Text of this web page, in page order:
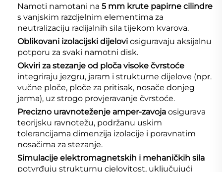
Namoti namotani na 5 mm krute papirne cilindre
s vanjskim razdjelnim elementima za
neutralizaciju radijalnih sila tijekom kvarova.
Oblikovani izolacijski dijelovi osiguravaju aksijalnu
potporu za svaki namotni disk.
Okviri za stezanje od ploča visoke čvrstoće
integriraju jezgru, jaram i strukturne dijelove (npr.
vučne ploče, ploče za pritisak, nosače donjeg
jarma), uz strogo provjeravanje čvrstoće.
Precizno uravnoteženje amper-zavoja osigurava
teorijsku ravnotežu, podržanu uskim
tolerancijama dimenzija izolacije i poravnatim
nosačima za stezanje.
Simulacije elektromagnetskih i mehaničkih sila
potvrđuju strukturnu cjelovitost, uključujući